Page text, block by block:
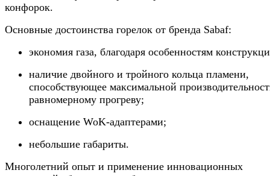
конфорок.
Основные достоинства горелок от бренда Sabaf:
экономия газа, благодаря особенностям
наличие двойного и тройного кольца пламени,
способствующее максимальной
равномерному прогреву;
оснащение WoK-адаптерами;
небольшие габариты.
Многолетний опыт и применение инновационных